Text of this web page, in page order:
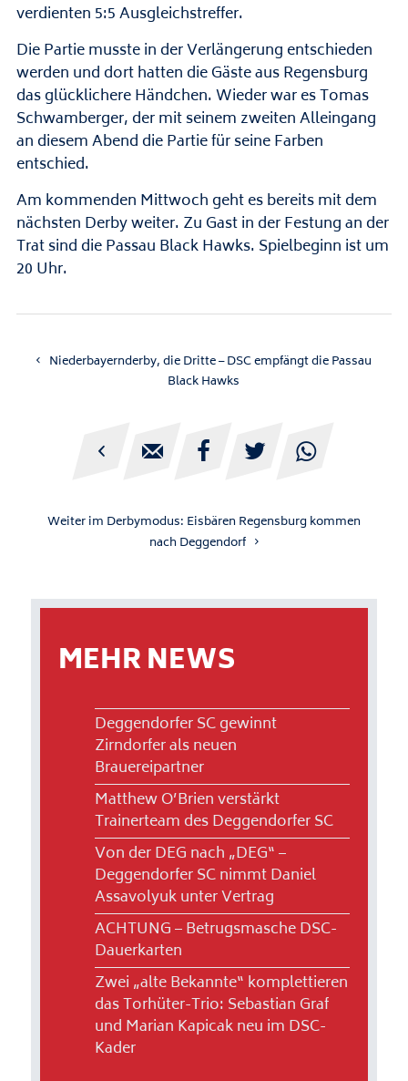
verdienten 5:5 Ausgleichstreffer.
Die Partie musste in der Verlängerung entschieden
werden und dort hatten die Gäste aus Regensburg
das glücklichere Händchen. Wieder war es Tomas
Schwamberger, der mit seinem zweiten Alleingang
an diesem Abend die Partie für seine Farben
entschied.
Am kommenden Mittwoch geht es bereits mit dem
nächsten Derby weiter. Zu Gast in der Festung an der
Trat sind die Passau Black Hawks. Spielbeginn ist um
20 Uhr.
Niederbayernderby, die Dritte – DSC empfängt die Passau
Black Hawks
    
Weiter im Derbymodus: Eisbären Regensburg kommen
nach Deggendorf
MEHR NEWS
Deggendorfer SC gewinnt
Zirndorfer als neuen
Brauereipartner
Matthew O’Brien verstärkt
Trainerteam des Deggendorfer SC
Von der DEG nach „DEG“ –
Deggendorfer SC nimmt Daniel
Assavolyuk unter Vertrag
ACHTUNG – Betrugsmasche DSC-
Dauerkarten
Zwei „alte Bekannte“ komplettieren
das Torhüter-Trio: Sebastian Graf
und Marian Kapicak neu im DSC-
Kader